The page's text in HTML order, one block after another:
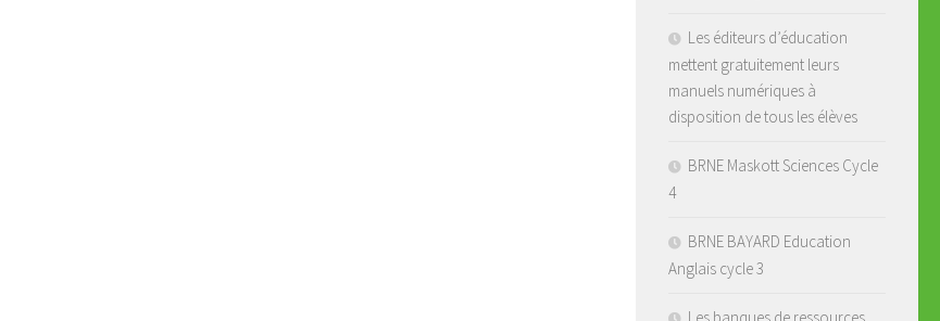
Les éditeurs d’éducation
mettent gratuitement leurs
manuels numériques à
disposition de tous les élèves
BRNE Maskott Sciences Cycle
4
BRNE BAYARD Education
Anglais cycle 3